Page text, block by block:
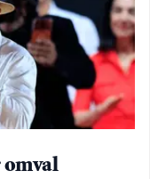
omval